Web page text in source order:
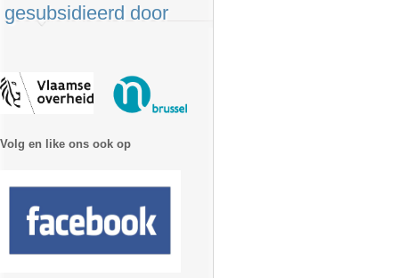
gesubsidieerd door
Volg en like ons ook op